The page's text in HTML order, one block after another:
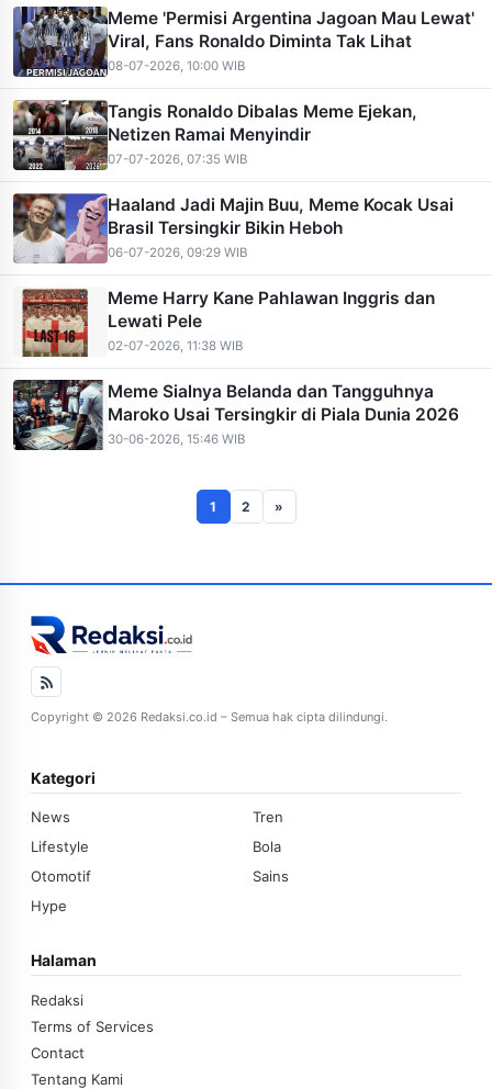
Meme 'Permisi Argentina Jagoan Mau Lewat'
Viral, Fans Ronaldo Diminta Tak Lihat
08-07-2026, 10:00 WIB
Tangis Ronaldo Dibalas Meme Ejekan,
Netizen Ramai Menyindir
07-07-2026, 07:35 WIB
Haaland Jadi Majin Buu, Meme Kocak Usai
Brasil Tersingkir Bikin Heboh
06-07-2026, 09:29 WIB
Meme Harry Kane Pahlawan Inggris dan
Lewati Pele
02-07-2026, 11:38 WIB
Meme Sialnya Belanda dan Tangguhnya
Maroko Usai Tersingkir di Piala Dunia 2026
30-06-2026, 15:46 WIB
1 2 »
Copyright © 2026 Redaksi.co.id – Semua hak cipta dilindungi.
Kategori
News
Tren
Lifestyle
Bola
Otomotif
Sains
Hype
Halaman
Redaksi
Terms of Services
Contact
Tentang Kami